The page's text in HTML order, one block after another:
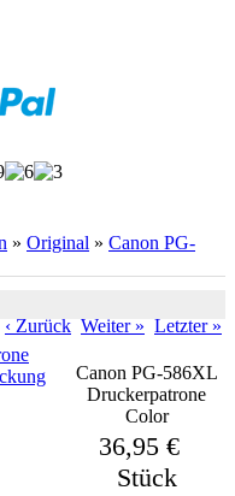
» Original » Canon PG-
‹ Zurück Weiter » Letzter »
Canon PG-586XL
Druckerpatrone
Color
36,95 €
Stück